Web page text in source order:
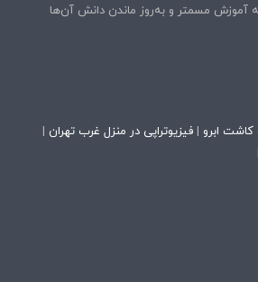
مسمتر و به‌روز ماندن دانش آن‌ها
کاشت ابرو | فیزیوتراپی در منزل غرب تهران |